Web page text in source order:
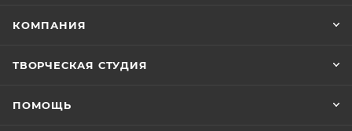
КОМПАНИЯ
ТВОРЧЕСКАЯ СТУДИЯ
ПОМОЩЬ